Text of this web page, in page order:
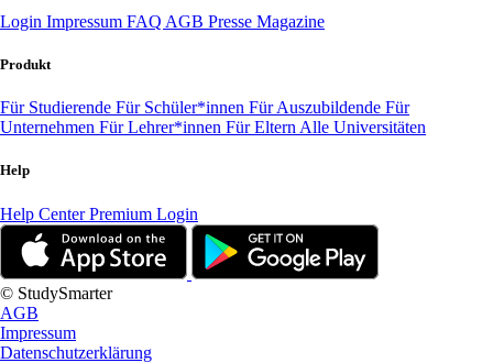
Login Impressum FAQ AGB Presse Magazine
Produkt
Für Studierende Für Schüler*innen Für Auszubildende Für
Unternehmen Für Lehrer*innen Für Eltern Alle Universitäten
Help
Help CenterPremium Login
© StudySmarter
AGB
Impressum
Datenschutzerklärung